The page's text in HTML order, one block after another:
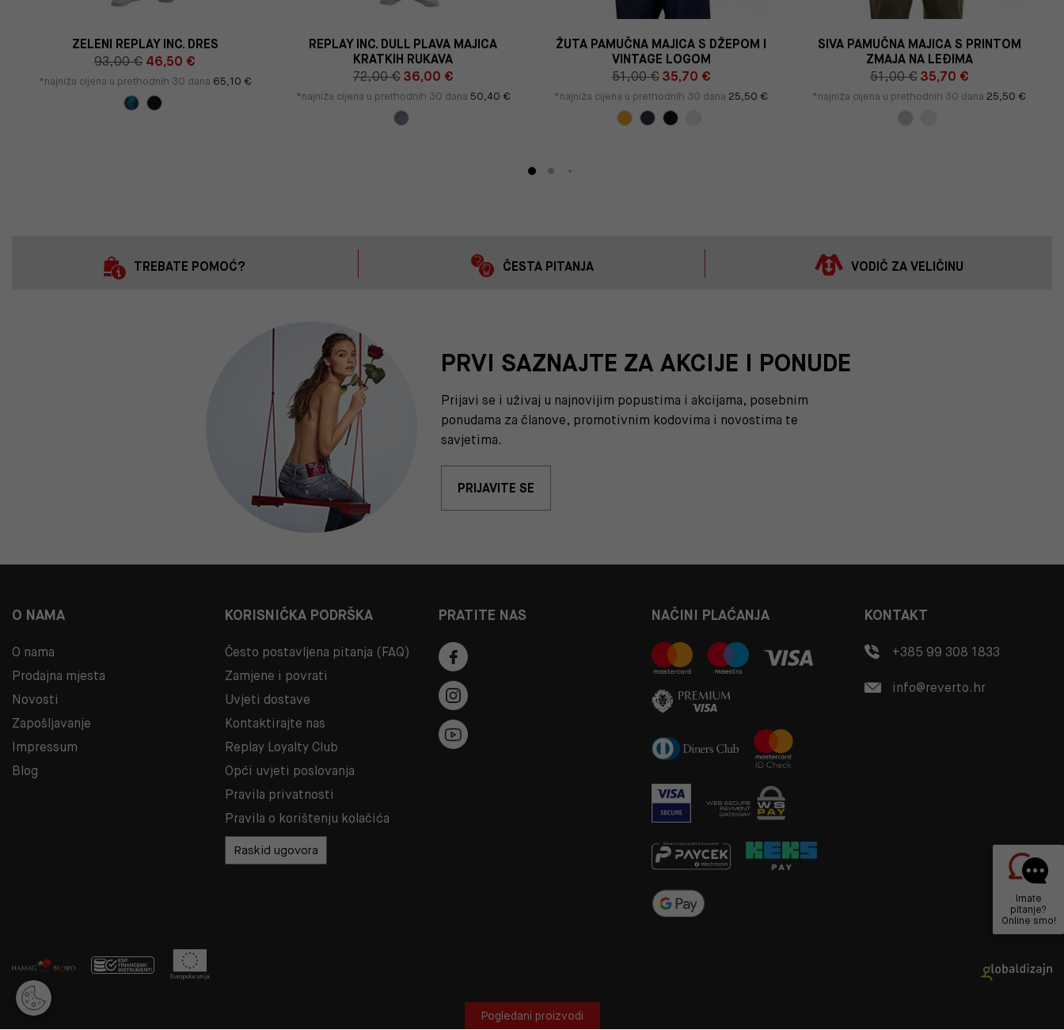
ZELENI REPLAY INC. DRES
93,00 € 46,50 €
*najniža cijena u prethodnih 30 dana 65,10 €
REPLAY INC. DULL PLAVA MAJICA
KRATKIH RUKAVA
72,00 € 36,00 €
*najniža cijena u prethodnih 30 dana 50,40 €
ŽUTA PAMUČNA MAJICA S DŽEPOM I
VINTAGE LOGOM
51,00 € 35,70 €
*najniža cijena u prethodnih 30 dana 25,50 €
SIVA PAMUČNA MAJICA S PRINTOM
ZMAJA NA LEĐIMA
51,00 € 35,70 €
*najniža cijena u prethodnih 30 dana 25,50 €
TREBATE POMOĆ? ČESTA PITANJA VODIČ ZA VELIČINU
PRVI SAZNAJTE ZA AKCIJE I PONUDE
Prijavi se i uživaj u najnovijim popustima i akcijama, posebnim
ponudama za članove, promotivnim kodovima i novostima te
savjetima.
PRIJAVITE SE
O NAMA
O nama
Prodajna mjesta
Novosti
Zapošljavanje
Impressum
Blog
KORISNIČKA PODRŠKA
Često postavljena pitanja (FAQ)
Zamjene i povrati
Uvjeti dostave
Kontaktirajte nas
Replay Loyalty Club
Opći uvjeti poslovanja
Pravila privatnosti
Pravila o korištenju kolačića
Raskid ugovora
PRATITE NAS NAČINI PLAĆANJA KONTAKT
+385 99 308 1833
info@reverto.hr
Pogledani proizvodi
Imate
pitanje?
Online smo!